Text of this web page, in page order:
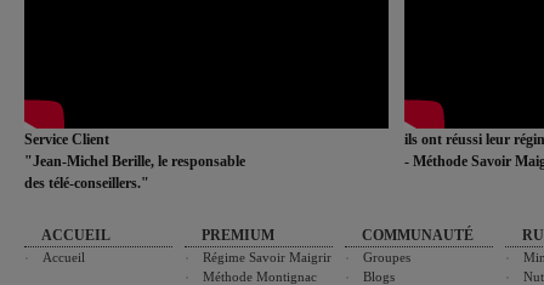
Service Client
"Jean-Michel Berille, le responsable
des télé-conseillers."
ils ont réussi leur
- Méthode Savoir
ACCUEIL
Accueil
PREMIUM
Régime Savoir Maigrir
Méthode Montignac
COMMUNAUTÉ
Groupes
Blogs